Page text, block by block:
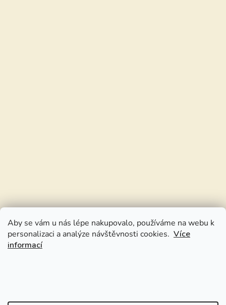
Aby se vám u nás lépe nakupovalo, používáme na webu k
personalizaci a analýze návštěvnosti cookies. Více
informací